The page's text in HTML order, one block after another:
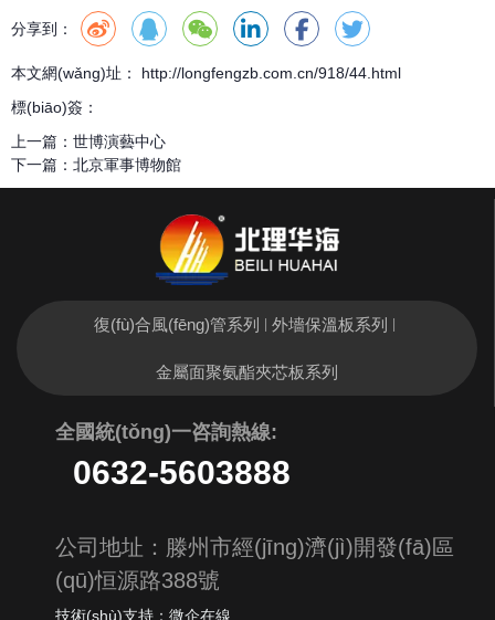
分享到：
本文網(wǎng)址： http://longfengzb.com.cn/918/44.html
標(biāo)簽：
上一篇： 世博演藝中心
下一篇： 北京軍事博物館
復(fù)合風(fēng)管系列 外墻保溫板系列
金屬面聚氨酯夾芯板系列
全國統(tǒng)一咨詢熱線:
0632-5603888
公司地址：滕州市經(jīng)濟(jì)開發(fā)區
(qū)恒源路388號
技術(shù)支持：微企在線